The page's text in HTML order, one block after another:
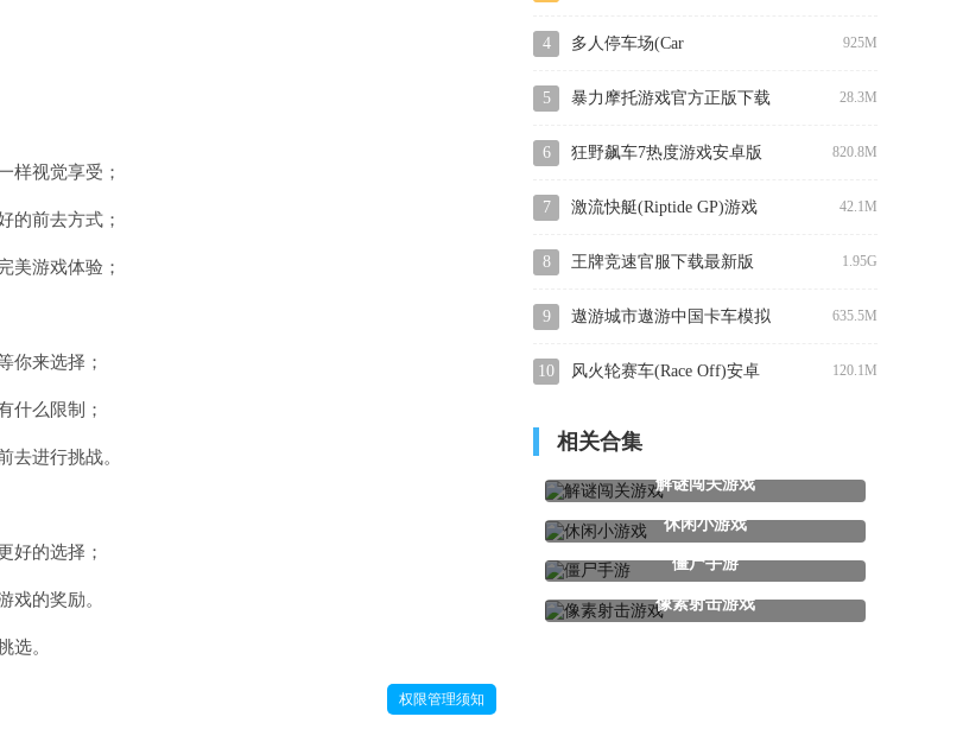
样视觉享受；
的前去方式；
美游戏体验；
你来选择；
什么限制；
去进行挑战。
好的选择；
戏的奖励。
选。
权限管理须知
4 多人停车场(Car
Parking)2025最新版
925M
5 暴力摩托游戏官方正版下载 28.3M
6 狂野飙车7热度游戏安卓版
下载
820.8M
7 激流快艇(Riptide GP)游戏
官方版下载
42.1M
8 王牌竞速官服下载最新版 1.95G
9 遨游城市遨游中国卡车模拟
器官方最新版
635.5M
10 风火轮赛车(Race Off)安卓 120.1M
相关合集
解谜闯关游戏
休闲小游戏
僵尸手游
像素射击游戏